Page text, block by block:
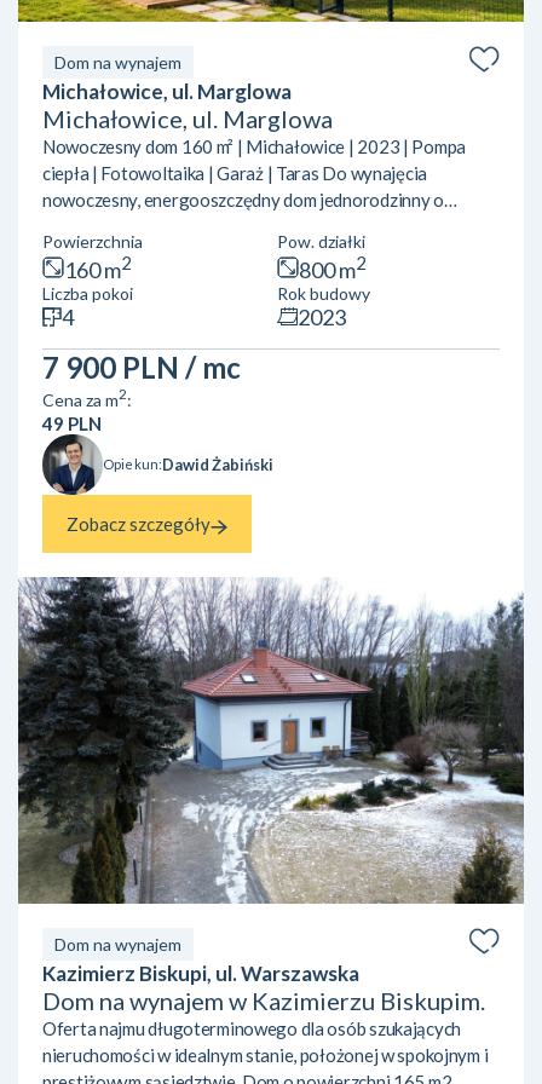
Dom na wynajem
Michałowice, ul. Marglowa
Michałowice, ul. Marglowa
Nowoczesny dom 160 m² | Michałowice | 2023 | Pompa
ciepła | Fotowoltaika | Garaż | Taras Do wynajęcia
nowoczesny, energooszczędny dom jednorodzinny o
Marglowej. Nieruchomość znajduje się zaledwie około 200
metrów od głównej trasy prowadzącej do Krakowa, dzięki
czemu zapewnia świetny dojazd, a jednocześnie pełną ciszę i
spokój. Dom usytuowany jest w otoczeniu pól, a z dużych
okien rozpościera się niczym nieprzesłonięty widok na
zieleń.Dom zost...
Powierzchnia
160 m2
Pow. działki
800 m2
Liczba pokoi
4
Rok budowy
2023
7 900 PLN / mc
Cena za m2:
49 PLN
Opiekun:Dawid Żabiński
Zobacz szczegóły
Dom na wynajem
Kazimierz Biskupi, ul. Warszawska
Dom na wynajem w Kazimierzu Biskupim.
Oferta najmu długoterminowego dla osób szukających
nieruchomości w idealnym stanie, położonej w spokojnym i